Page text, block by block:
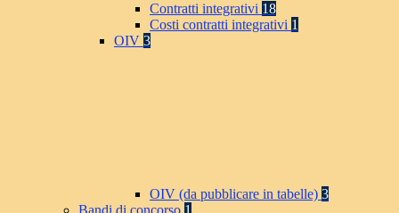
Contratti integrativi 18
Costi contratti integrativi 1
OIV 3
OIV (da pubblicare in tabelle) 3